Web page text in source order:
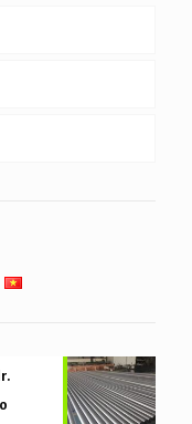
УБТ
&
труба
& трубы